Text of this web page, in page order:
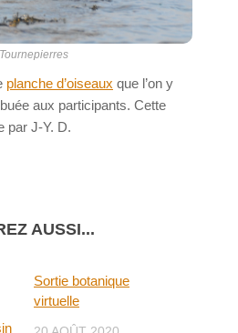
Tournepierres
planche d’oiseaux que l’on y
aux participants. Cette
par J-Y. D.
AUSSI...
Sortie botanique
virtuelle